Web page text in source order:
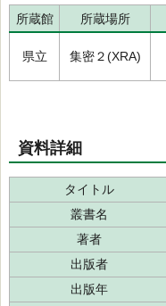
所蔵館 所蔵場所
県立 集密２(XRA)
資料詳細
タイトル
叢書名
著者
出版者
出版年